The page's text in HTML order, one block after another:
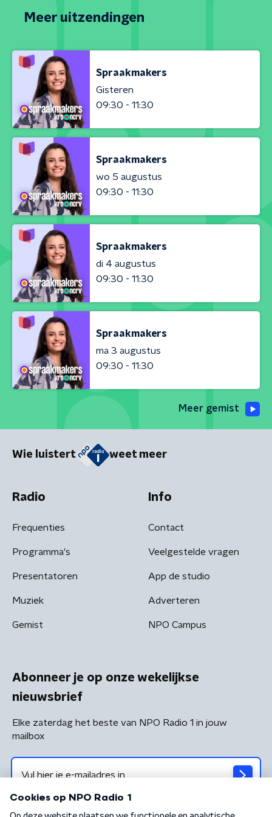
Meer uitzendingen
Spraakmakers
Gisteren
09:30 - 11:30
Spraakmakers
wo 5 augustus
09:30 - 11:30
Spraakmakers
di 4 augustus
09:30 - 11:30
Spraakmakers
ma 3 augustus
09:30 - 11:30
Meer gemist
Wie luistert weet meer
Radio
Frequenties
Programma's
Presentatoren
Muziek
Gemist
Info
Contact
Veelgestelde vragen
App de studio
Adverteren
NPO Campus
Abonneer je op onze wekelijkse
nieuwsbrief
Elke zaterdag het beste van NPO Radio 1 in jouw
mailbox